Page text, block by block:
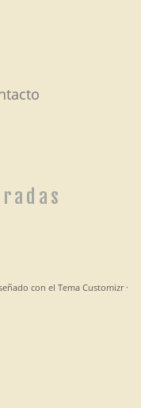
con el Tema Customizr·